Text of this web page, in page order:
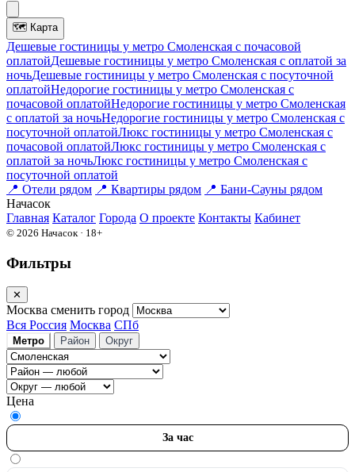
🗺 Карта
Дешевые гостиницы у метро Смоленская c почасовой
оплатойДешевые гостиницы у метро Смоленская с оплатой за
ночьДешевые гостиницы у метро Смоленская c посуточной
оплатойНедорогие гостиницы у метро Смоленская c
почасовой оплатойНедорогие гостиницы у метро Смоленская
с оплатой за ночьНедорогие гостиницы у метро Смоленская c
посуточной оплатойЛюкс гостиницы у метро Смоленская c
почасовой оплатойЛюкс гостиницы у метро Смоленская с
оплатой за ночьЛюкс гостиницы у метро Смоленская c
посуточной оплатой
📍 Отели рядом 📍 Квартиры рядом 📍 Бани-Сауны рядом
Начасок
Главная Каталог Города О проекте Контакты Кабинет
© 2026 Начасок · 18+
Фильтры
✕
Москва сменить город
Вся Россия Москва СПб
Метро Район Округ
Цена
За час